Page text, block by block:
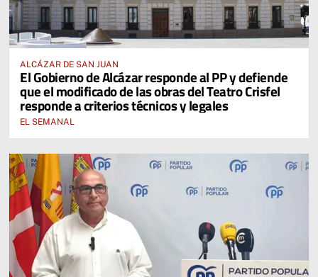
ALCÁZAR DE SAN JUAN
El Gobierno de Alcázar responde al PP y defiende
que el modificado de las obras del Teatro Crisfel
responde a criterios técnicos y legales
EL SEMANAL